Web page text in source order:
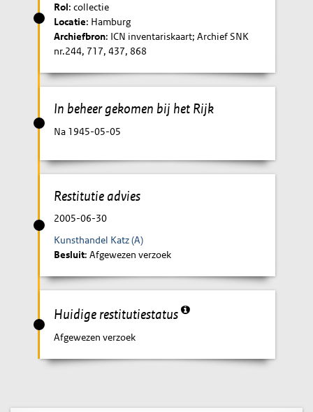
Rol: collectie
Locatie: Hamburg
Archiefbron: ICN inventariskaart; Archief SNK
nr.244, 717, 437, 868
In beheer gekomen bij het Rijk
Na 1945-05-05
Restitutie advies
2005-06-30
Kunsthandel Katz (A)
Besluit: Afgewezen verzoek
Huidige restitutiestatus
Afgewezen verzoek